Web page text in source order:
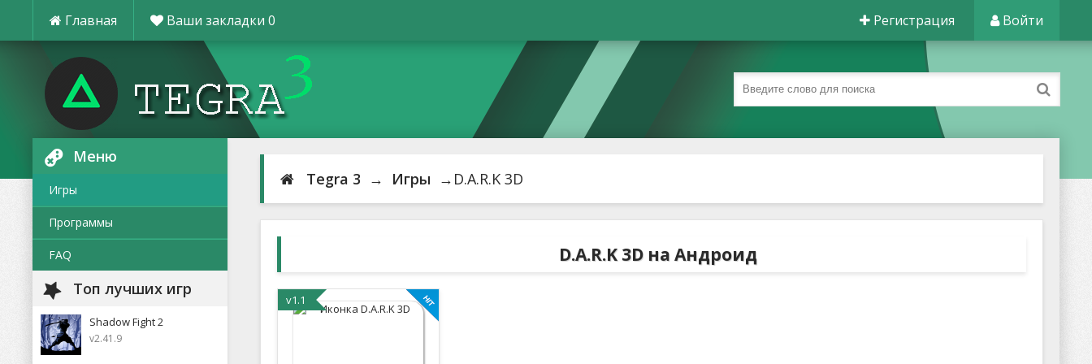
Главная Ваши закладки 0 Регистрация Войти
Меню
Игры
Программы
FAQ
Топ лучших игр
Shadow Fight 2
v2.41.9
Tegra 3 → Игры →D.A.R.K 3D
D.A.R.K 3D на Андроид
v1.1